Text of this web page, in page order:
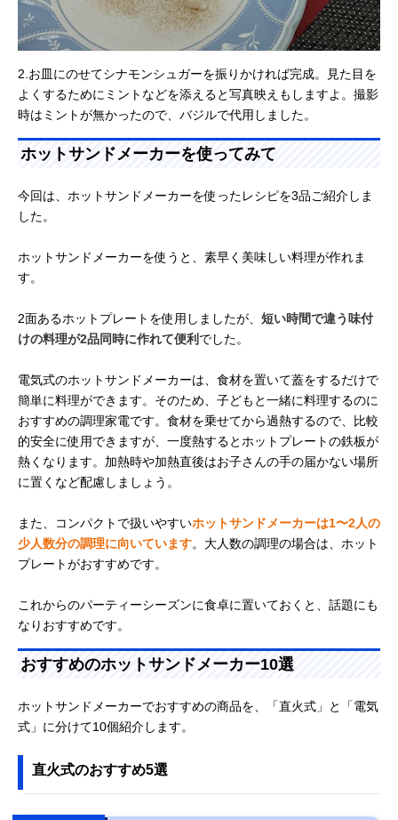
2.お皿にのせてシナモンシュガーを振りかければ完成。見た目を
よくするためにミントなどを添えると写真映えもしますよ。撮影
時はミントが無かったので、バジルで代用しました。
ホットサンドメーカーを使ってみて
今回は、ホットサンドメーカーを使ったレシピを3品ご紹介しま
した。
ホットサンドメーカーを使うと、素早く美味しい料理が作れま
す。
2面あるホットプレートを使用しましたが、 短い時間で違う味付
けの料理が2品同時に作れて便利 でした。
電気式のホットサンドメーカーは、食材を置いて蓋をするだけで
簡単に料理ができます。そのため、子どもと一緒に料理するのに
おすすめの調理家電です。食材を乗せてから過熱するので、比較
的安全に使用できますが、一度熱するとホットプレートの鉄板が
熱くなります。加熱時や加熱直後はお子さんの手の届かない場所
に置くなど配慮しましょう。
また、コンパクトで扱いやすいホットサンドメーカーは1〜2人の
少人数分の調理に向いています。大人数の調理の場合は、ホット
プレートがおすすめです。
これからのパーティーシーズンに食卓に置いておくと、話題にも
なりおすすめです。
おすすめのホットサンドメーカー10選
ホットサンドメーカーでおすすめの商品を、「直火式」と「電気
式」に分けて10個紹介します。
直火式のおすすめ5選